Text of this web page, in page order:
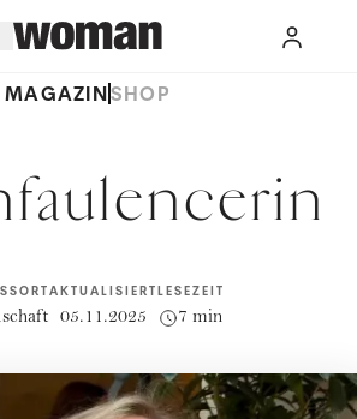
MAGAZINSHOP
AKTUALISIERT
05.11.2025
LESEZEIT
7 min